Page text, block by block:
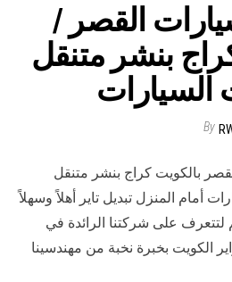
القصر /
/ كراج بنشر متنقل
السيارات
By
بالكويت كراج بنشر متنقل
أمام المنزل تبديل تاير أهلاً وسهلاً
لتتعرف على شركتنا الرائدة في
الكويت بخبرة نخبة من مهندسينا